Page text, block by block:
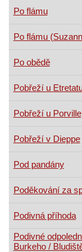
Po flámu
Po flámu
Po obědě
Pobřeží u
Pobřeží u Porville
Pobřeží v Dieppe
Pod pandány
Poděkování za
Podivná příhoda
Podivné
Burkeho /